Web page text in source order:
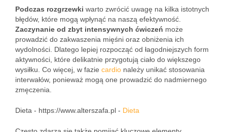
Podczas rozgrzewki warto zwrócić uwagę na kilka istotnych
błędów, które mogą wpłynąć na naszą efektywność.
Zaczynanie od zbyt intensywnych ćwiczeń może
prowadzić do zakwaszenia mięśni oraz obniżenia ich
wydolności. Dlatego lepiej rozpocząć od łagodniejszych form
aktywności, które delikatnie przygotują ciało do większego
wysiłku. Co więcej, w fazie cardio należy unikać stosowania
interwałów, ponieważ mogą one prowadzić do nadmiernego
zmęczenia.
Dieta - https://www.alterszafa.pl - Dieta